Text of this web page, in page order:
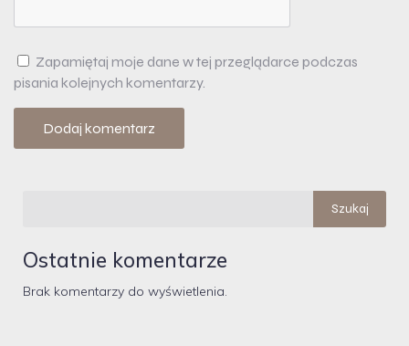
Zapamiętaj moje dane w tej przeglądarce podczas
pisania kolejnych komentarzy.
Szukaj
Ostatnie komentarze
Brak komentarzy do wyświetlenia.